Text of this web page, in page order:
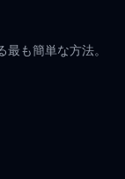
も簡単な方法。